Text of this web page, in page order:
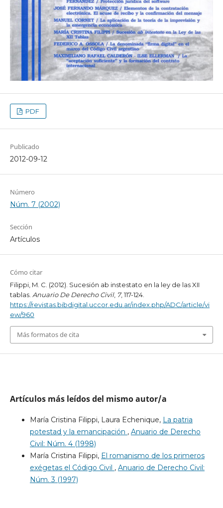
PDF
Publicado
2012-09-12
Número
Núm. 7 (2002)
Sección
Artículos
Cómo citar
Filippi, M. C. (2012). Sucesión ab instestato en la ley de las XII
tablas. Anuario De Derecho Civil, 7, 117-124.
https://revistas.bibdigital.uccor.edu.ar/index.php/ADC/article/vi
ew/960
Más formatos de cita
Artículos más leídos del mismo autor/a
María Cristina Filippi, Laura Echenique, La patria
potestad y la emancipación , Anuario de Derecho
Civil: Núm. 4 (1998)
María Cristina Filippi, El romanismo de los primeros
exégetas el Código Civil , Anuario de Derecho Civil:
Núm. 3 (1997)